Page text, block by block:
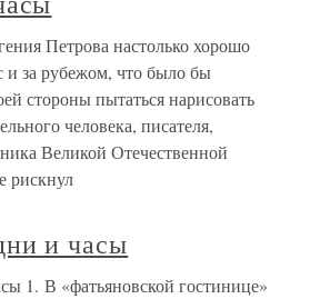
Петрова настолько хорошо
и за рубежом, что было бы
стороны пытаться нарисовать
человека, писателя,
Великой Отечественной
рискнул
и часы
1. В «фатьяновской гостинице»